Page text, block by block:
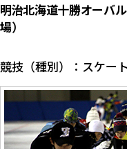
明治北海道十勝オーバ
場）
競技（種別）：スケー